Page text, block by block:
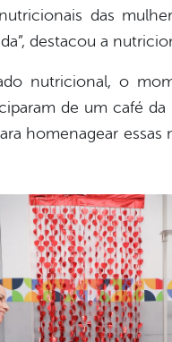
das
destacou a
nutricional, o
de um café
homenagear essas